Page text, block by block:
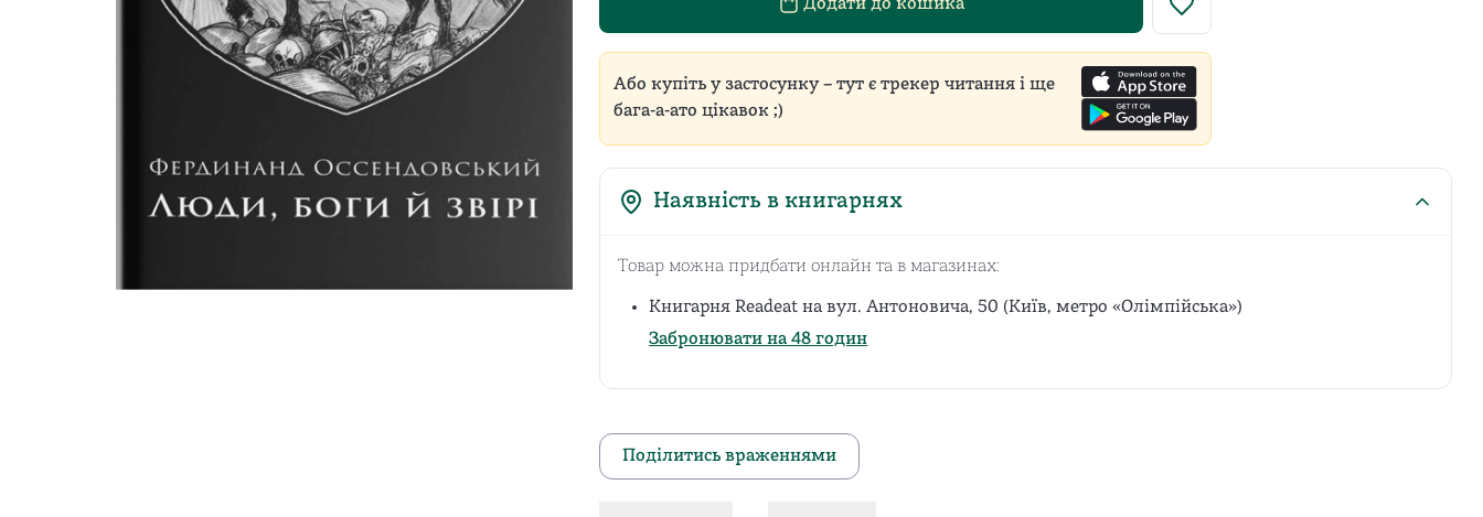
Додати до кошика
Або купіть у застосунку – тут є трекер читання і ще
бага-а-ато цікавок ;)
Наявність в книгарнях
Товар можна придбати онлайн та в магазинах:
Книгарня Readeat на вул. Антоновича, 50 (Київ, метро «Олімпійська»)
Забронювати на 48 годин
Поділитись враженнями